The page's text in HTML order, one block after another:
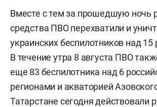
Вместе с тем за прошедшую ночь
средства ПВО перехватили и
украинских беспилотников над
В течение утра 8 августа ПВО
еще 83 беспилотника над 6
регионами и акваторией
Татарстане сегоднядействовали